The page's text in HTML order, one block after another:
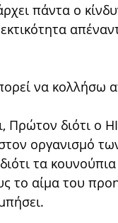
πάντα ο
να κολλήσω
Πρώτον διότι ο
οργανισμό
τα
το αίμα του